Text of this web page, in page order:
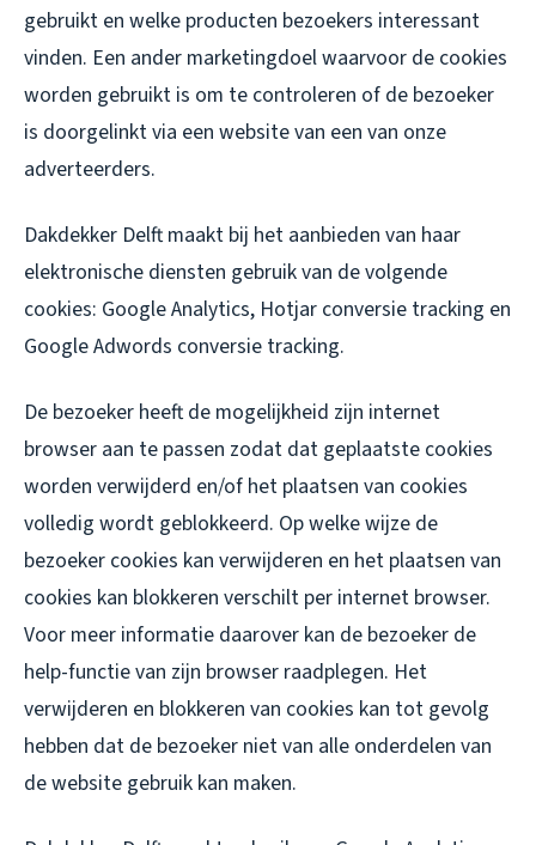
gebruikt en welke producten bezoekers interessant
vinden. Een ander marketingdoel waarvoor de cookies
worden gebruikt is om te controleren of de bezoeker
is doorgelinkt via een website van een van onze
adverteerders.
Dakdekker Delft maakt bij het aanbieden van haar
elektronische diensten gebruik van de volgende
cookies: Google Analytics, Hotjar conversie tracking en
Google Adwords conversie tracking.
De bezoeker heeft de mogelijkheid zijn internet
browser aan te passen zodat dat geplaatste cookies
worden verwijderd en/of het plaatsen van cookies
volledig wordt geblokkeerd. Op welke wijze de
bezoeker cookies kan verwijderen en het plaatsen van
cookies kan blokkeren verschilt per internet browser.
Voor meer informatie daarover kan de bezoeker de
help-functie van zijn browser raadplegen. Het
verwijderen en blokkeren van cookies kan tot gevolg
hebben dat de bezoeker niet van alle onderdelen van
de website gebruik kan maken.